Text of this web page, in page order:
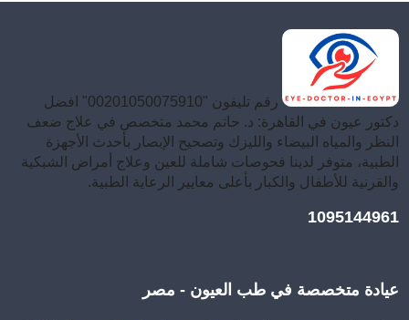
رقم تليفون "00201050075910" افضل
دكتور عيون في القاهرة: د. حاتم محمد متخصص في علاج ضعف
النظر والمياه البيضاء والليزك وتصحيح الإبصار بأحدث الأجهزة
الطبية، متوفر لدينا فحوصات شاملة للعين وعلاج أمراض الشبكية
والقرنية للأطفال والكبار بأعلى معايير الرعاية الطبية.
1095144961
عيادة متخصصة في طب العيون - مصر